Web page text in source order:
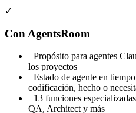
✓
Con AgentsRoom
+Propósito para agentes
los proyectos
+Estado de agente en
codificación, hecho o
+13 funciones
QA, Architect y más